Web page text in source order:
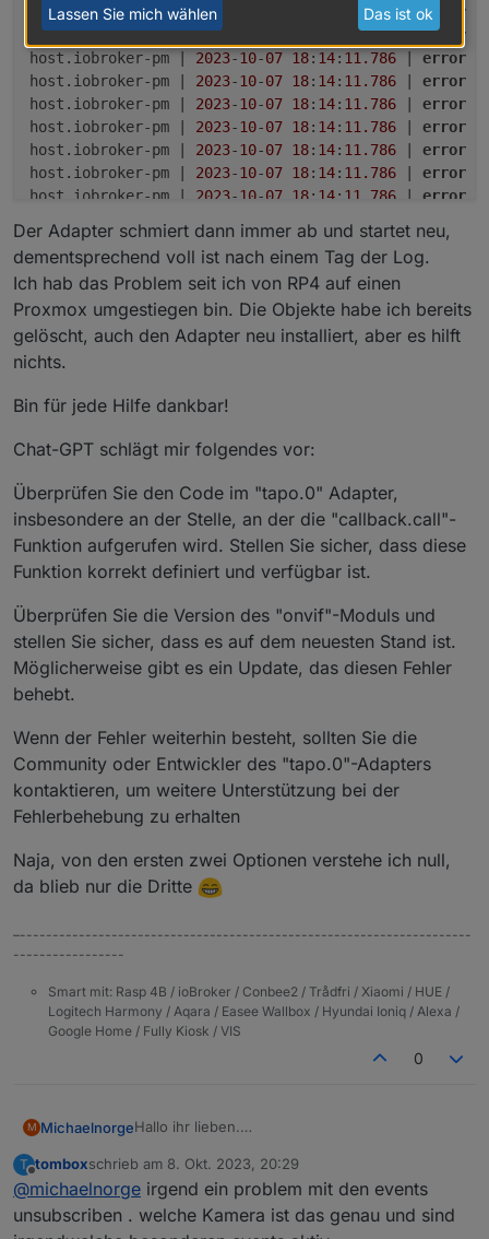
host.iobroker-pm | 2023 11.786 | error
host.iobroker-pm | 2023 11.786 | error
host.iobroker-pm | 2023-10-07 18: 14: 11.786 error
host.iobroker-pm | 2023-10-07 18: 14: 11.786 error
host.iobroker-pm | 2023-10-07 18: 14: 11.786 error
host.iobroker-pm | 2023-10-07 18: 14: 11.786 error
host.iobroker-pm | 2023-10-07 18: 14: 11.786 error
host.iobroker-pm | 2023-10-07 18: 14: 11.786 error
host.iobroker-pm | 2023-10-07 18: 14: 11.786 | error
tapo.0 | 2023 -10-07 18 : 14:11.698 | warn | Terminated
tapo.0 | 2023 -10-07 18 : 14:11.698 | info |
tapo. 0 | 2023-10-07 18 :14 :11.686 | error | callback.
tapo.0 | 2023-10-07 18:14:11.685 | error |
tapo.0 | 2023-10 -07 18:14:11.685 | error | uncaught
Der Adapter schmiert dann immer ab und startet neu,
dementsprechend voll ist nach einem Tag der Log.
Ich hab das Problem seit ich von RP4 auf einen
Proxmox umgestiegen bin. Die Objekte habe ich bereits
gelöscht, auch den Adapter neu installiert, aber es hilft
nichts.
Bin für jede Hilfe dankbar!
Chat-GPT schlägt mir folgendes vor:
Überprüfen Sie den Code im "tapo.0" Adapter,
insbesondere an der Stelle, an der die "callback.call"-
Funktion aufgerufen wird. Stellen Sie sicher, dass diese
Funktion korrekt definiert und verfügbar ist.
Überprüfen Sie die Version des "onvif"-Moduls und
stellen Sie sicher, dass es auf dem neuesten Stand ist.
Möglicherweise gibt es ein Update, das diesen Fehler
behebt.
Wenn der Fehler weiterhin besteht, sollten Sie die
Community oder Entwickler des "tapo.0"-Adapters
kontaktieren, um weitere Unterstützung bei der
Fehlerbehebung zu erhalten
Naja, von den ersten zwei Optionen verstehe ich null,
da blieb nur die Dritte
–---------------------------------------------------------------------
-----------------
Smart mit: Rasp 4B / ioBroker / Conbee2 / Trådfri / Xiaomi / HUE /
Logitech Harmony / Aqara / Easee Wallbox / Hyundai Ioniq / Alexa /
Google Home / Fully Kiosk / VIS
0
M MichaelnorgeHallo ihr lieben.
Fehlermeldungen auf sich hat, die alle 5 Minuten
auftreten?
tapo.0 | 2023-10-07 18:14:43.918 | info |
-- | -- | -- | --
tapo.0 | 2023-10-07 18:14:43.605 | info
tapo.0 | 2023-10-07 18:14:42.925 | info |
Der Adapter schmiert dann immer ab und startet
neu, dementsprechend voll ist nach einem Tag
T
Offline
tomboxschrieb am 8. Okt. 2023, 20:29
zuletzt editiert von
@michaelnorge irgend ein problem mit den events
unsubscriben . welche Kamera ist das genau und sind
Lassen Sie mich wählen Das ist ok